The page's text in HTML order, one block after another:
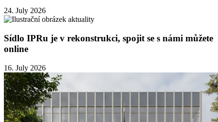
24. July 2026
Sídlo IPRu je v rekonstrukci, spojit se s námi můžete
online
16. July 2026